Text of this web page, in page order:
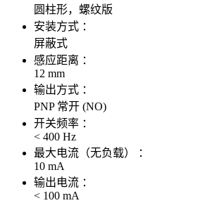
圆柱形，螺纹版
安装方式 ：
屏蔽式
感应距离 ：
12 mm
输出方式 ：
PNP 常开 (NO)
开关频率 ：
< 400 Hz
最大电流（无负载） ：
10 mA
输出电流 ：
< 100 mA